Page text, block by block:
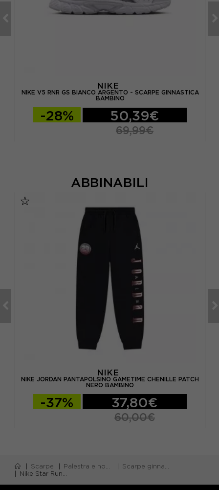
NIKE
NIKE V5 RNR GS BIANCO ARGENTO - SCARPE GINNASTICA
BAMBINO
-28% 50,39€
69,99€
ABBINABILI
NIKE
NIKE JORDAN PANTAPOLSINO GAMETIME CHENILLE PATCH
NERO BAMBINO
-37% 37,80€
60,00€
Scarpe Palestra e home gym
Scarpe ginnastica bambino
Nike Star Runner 5 Gs Nero Fuchsia - Scarpe Da Ginnastica Bambina